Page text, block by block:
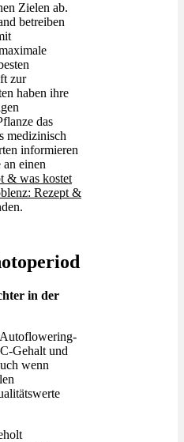
Zielen ab.
betreiben
zur
haben ihre
das
medizinisch
informieren
einen
& was kostet
Rezept &
in der
Gehalt und
wenn